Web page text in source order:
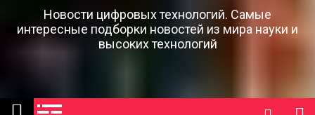
Новости цифровых технологий. Самые
интересные подборки новостей из мира науки и
высоких технологий